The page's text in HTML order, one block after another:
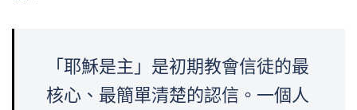
「耶穌是主」是初期教會信徒的最
核心、最簡單清楚的認信。一個人